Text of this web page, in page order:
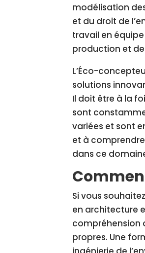
modélisation
et du droit de
travail en
production et
L’Éco-
solutions
Il doit être à la
sont
variées et sont
et à
dans ce
Si vous
en architecture
compréhension
propres. Une